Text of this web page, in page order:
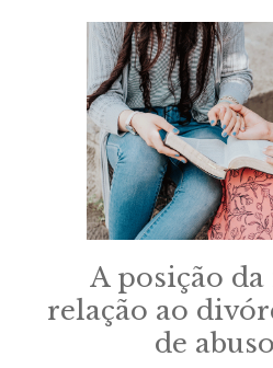
A posição
relação ao
de abuso